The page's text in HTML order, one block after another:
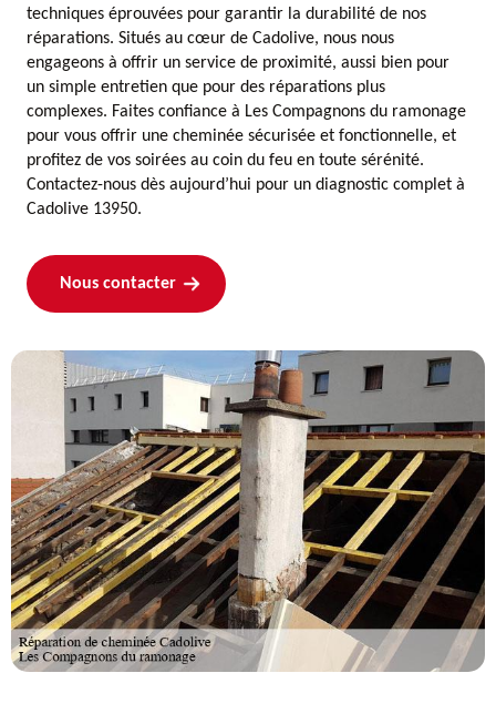
techniques éprouvées pour garantir la durabilité de nos
réparations. Situés au cœur de Cadolive, nous nous
engageons à offrir un service de proximité, aussi bien pour
un simple entretien que pour des réparations plus
complexes. Faites confiance à Les Compagnons du ramonage
pour vous offrir une cheminée sécurisée et fonctionnelle, et
profitez de vos soirées au coin du feu en toute sérénité.
Contactez-nous dès aujourd’hui pour un diagnostic complet à
Cadolive 13950.
Nous contacter